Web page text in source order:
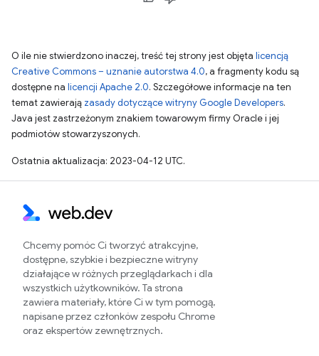
O ile nie stwierdzono inaczej, treść tej strony jest objęta licencją
Creative Commons – uznanie autorstwa 4.0, a fragmenty kodu są
dostępne na licencji Apache 2.0. Szczegółowe informacje na ten
temat zawierają zasady dotyczące witryny Google Developers.
Java jest zastrzeżonym znakiem towarowym firmy Oracle i jej
podmiotów stowarzyszonych.
Ostatnia aktualizacja: 2023-04-12 UTC.
Chcemy pomóc Ci tworzyć atrakcyjne,
dostępne, szybkie i bezpieczne witryny
działające w różnych przeglądarkach i dla
wszystkich użytkowników. Ta strona
zawiera materiały, które Ci w tym pomogą,
napisane przez członków zespołu Chrome
oraz ekspertów zewnętrznych.